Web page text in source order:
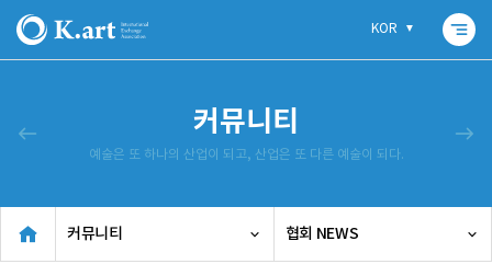
KOR segment
west 커뮤니티
예술은 또 하나의 산업이 되고, 산업은 또 다른 예술이 되다.
east
커뮤니티 협회 NEWS